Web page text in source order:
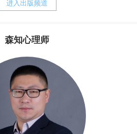
是父母赖以责备孩子、苛求孩子的理由。而当孩子
自我的持久的矛盾，陷入“自我战争”的深渊，并与
我们生命最初往往最为真实与自然，但后来由于
此为了让我们变得更“完整”，结果我们拼命来弥
上试图救赎自己的努力，不但没有让我们得到救
破坏了人性与人生的自然——人生本是一种自然的
性的释放，但对于有执念的人来说重要的只有结
价值的证明。因此他往往会逼迫证明自己，完美自
肯定和完善，
进入出版频道
森知心理师